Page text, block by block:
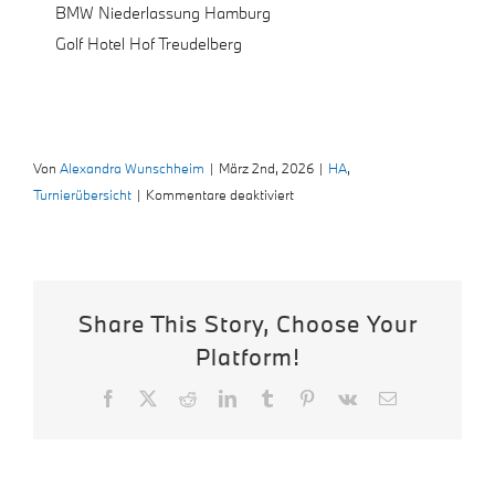
BMW Niederlassung Hamburg
Golf Hotel Hof Treudelberg
Von Alexandra Wunschheim | März 2nd, 2026 | HA,
Turnierübersicht | Kommentare deaktiviertfür
Share This Story, Choose Your
Platform!
Facebook RedditLinkedInTumblr Pinterest
Vk
E-